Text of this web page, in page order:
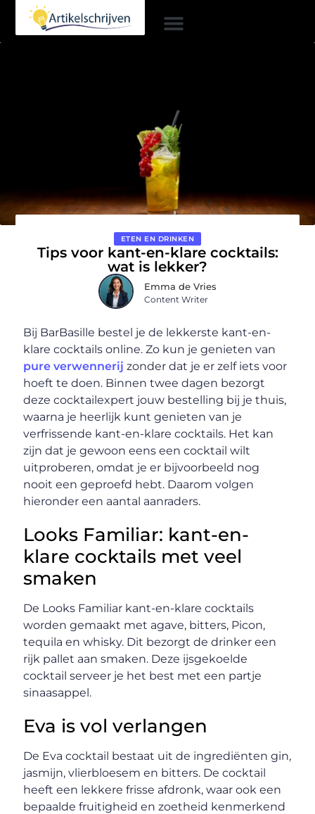
ETEN EN DRINKEN
Tips voor kant-en-klare cocktails:
wat is lekker?
Emma de Vries
Content Writer
Bij BarBasille bestel je de lekkerste kant-en-
klare cocktails online. Zo kun je genieten van
pure verwennerij zonder dat je er zelf iets voor
hoeft te doen. Binnen twee dagen bezorgt
deze cocktailexpert jouw bestelling bij je thuis,
waarna je heerlijk kunt genieten van je
verfrissende kant-en-klare cocktails. Het kan
zijn dat je gewoon eens een cocktail wilt
uitproberen, omdat je er bijvoorbeeld nog
nooit een geproefd hebt. Daarom volgen
hieronder een aantal aanraders.
Looks Familiar: kant-en-
klare cocktails met veel
smaken
De Looks Familiar kant-en-klare cocktails
worden gemaakt met agave, bitters, Picon,
tequila en whisky. Dit bezorgt de drinker een
rijk pallet aan smaken. Deze ijsgekoelde
cocktail serveer je het best met een partje
sinaasappel.
Eva is vol verlangen
De Eva cocktail bestaat uit de ingrediënten gin,
jasmijn, vlierbloesem en bitters. De cocktail
heeft een lekkere frisse afdronk, waar ook een
bepaalde fruitigheid en zoetheid kenmerkend